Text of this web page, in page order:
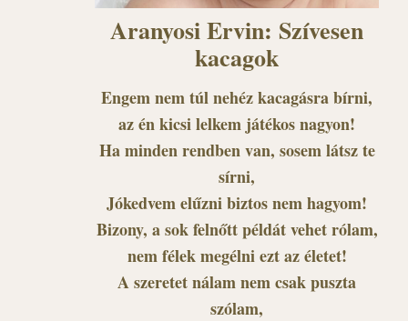
Aranyosi Ervin: Szívesen
kacagok
Engem nem túl nehéz kacagásra bírni,
az én kicsi lelkem játékos nagyon!
Ha minden rendben van, sosem látsz te
sírni,
Jókedvem elűzni biztos nem hagyom!
Bizony, a sok felnőtt példát vehet rólam,
nem félek megélni ezt az életet!
A szeretet nálam nem csak puszta
szólam,